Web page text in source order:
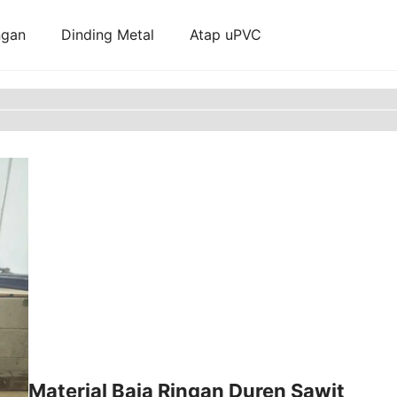
Dinding Metal Atap uPVC
Material Baja Ringan Duren Sawit